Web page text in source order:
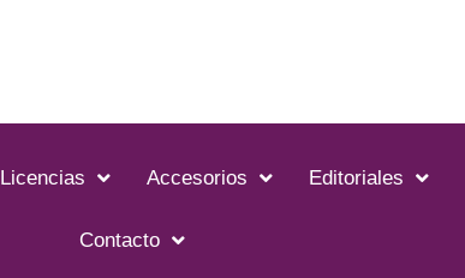
Licencias Accesorios Editoriales
Contacto